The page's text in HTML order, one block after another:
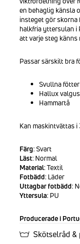
en behaglig känsla
insteget gör skorna
halkfria yttersulan i
att varje steg
Passar särskilt bra
Svullna fötter
Hallux valgus
Hammartå
Kan maskintvättas
Färg: Svart
Läst: Normal
Material: Textil
Fotbädd: Läder
Uttagbar fotbädd:
Yttersula: PU
Producerade i
Skötselråd